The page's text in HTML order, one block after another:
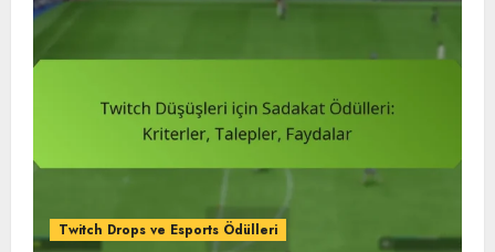
Twitch Drops ve Esports Ödülleri